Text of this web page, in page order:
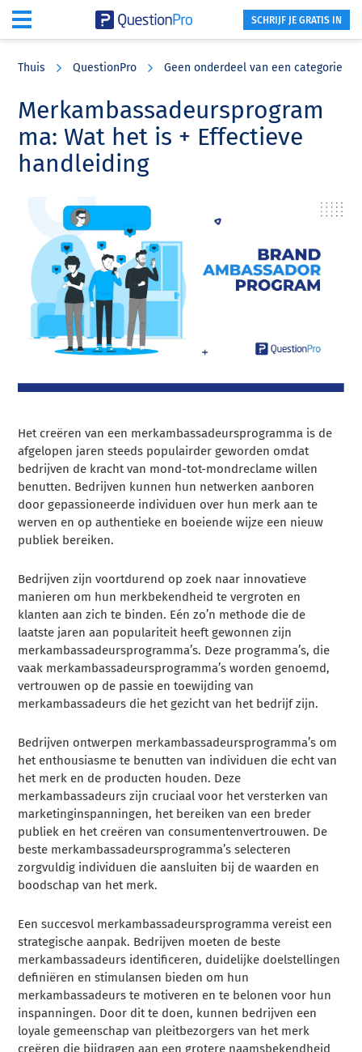
content
sidebar
SCHRIJF JE GRATIS IN
Thuis QuestionPro Geen onderdeel van een categorie
Merkambassadeursprogram
ma: Wat het is + Effectieve
handleiding
Het creëren van een merkambassadeursprogramma is de
afgelopen jaren steeds populairder geworden omdat
bedrijven de kracht van mond-tot-mondreclame willen
benutten. Bedrijven kunnen hun netwerken aanboren
door gepassioneerde individuen over hun merk aan te
werven en op authentieke en boeiende wijze een nieuw
publiek bereiken.
Bedrijven zijn voortdurend op zoek naar innovatieve
manieren om hun merkbekendheid te vergroten en
klanten aan zich te binden. Eén zo’n methode die de
laatste jaren aan populariteit heeft gewonnen zijn
merkambassadeursprogramma’s. Deze programma’s, die
vaak merkambassadeursprogramma’s worden genoemd,
vertrouwen op de passie en toewijding van
merkambassadeurs die het gezicht van het bedrijf zijn.
Bedrijven ontwerpen merkambassadeursprogramma’s om
het enthousiasme te benutten van individuen die echt van
het merk en de producten houden. Deze
merkambassadeurs zijn cruciaal voor het versterken van
marketinginspanningen, het bereiken van een breder
publiek en het creëren van consumentenvertrouwen. De
beste merkambassadeursprogramma’s selecteren
zorgvuldig individuen die aansluiten bij de waarden en
boodschap van het merk.
Een succesvol merkambassadeursprogramma vereist een
strategische aanpak. Bedrijven moeten de beste
merkambassadeurs identificeren, duidelijke doelstellingen
definiëren en stimulansen bieden om hun
merkambassadeurs te motiveren en te belonen voor hun
inspanningen. Door dit te doen, kunnen bedrijven een
loyale gemeenschap van pleitbezorgers van het merk
creëren die bijdragen aan een grotere naamsbekendheid